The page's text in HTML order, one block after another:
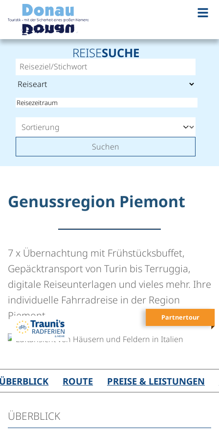
REISESUCHE
Suchen
Genussregion Piemont
7 x Übernachtung mit Frühstücksbuffet,
Gepäcktransport von Turin bis Terruggia,
digitale Reiseunterlagen und vieles mehr. Ihre
individuelle Fahrradreise in der Region
Piemont.
Partnertour
ROUTE PREISE & LEISTUNGEN
ÜBERBLICK